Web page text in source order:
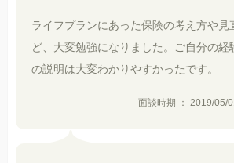
ライフプランにあった保険の考え方や見
ど、大変勉強になりました。ご自分の経
の説明は大変わかりやすかったです。
面談時期 ： 2019/05/